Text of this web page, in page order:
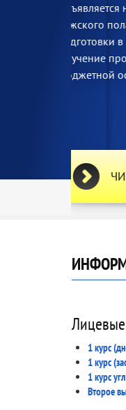
Лицевые
1 курс
1 курс
1 курс
Второе